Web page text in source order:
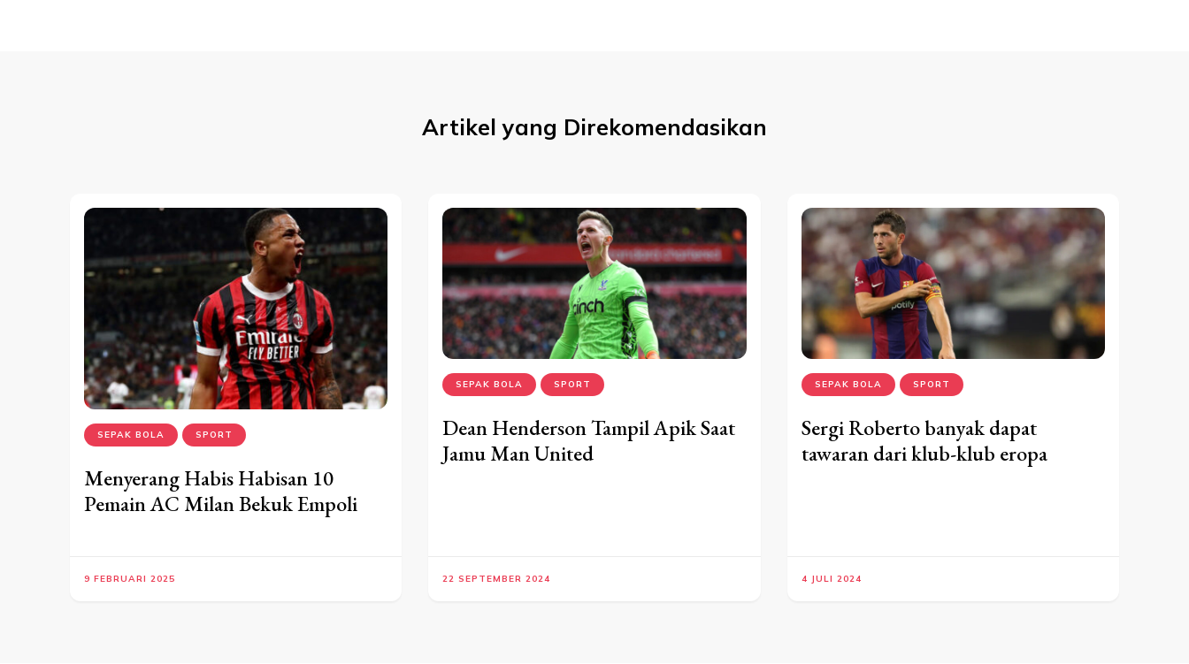
Artikel yang Direkomendasikan
SEPAK BOLA SPORT
Menyerang Habis Habisan 10
Pemain AC Milan Bekuk Empoli
9 FEBRUARI 2025
SEPAK BOLA SPORT
Dean Henderson Tampil Apik Saat
Jamu Man United
22 SEPTEMBER 2024
SEPAK BOLA SPORT
Sergi Roberto banyak dapat
tawaran dari klub-klub eropa
4 JULI 2024